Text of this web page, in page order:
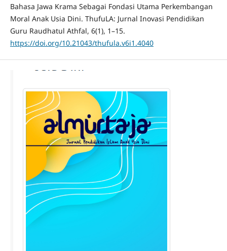
Bahasa Jawa Krama Sebagai Fondasi Utama Perkembangan
Moral Anak Usia Dini. ThufuLA: Jurnal Inovasi Pendidikan
Guru Raudhatul Athfal, 6(1), 1–15.
https://doi.org/10.21043/thufula.v6i1.4040